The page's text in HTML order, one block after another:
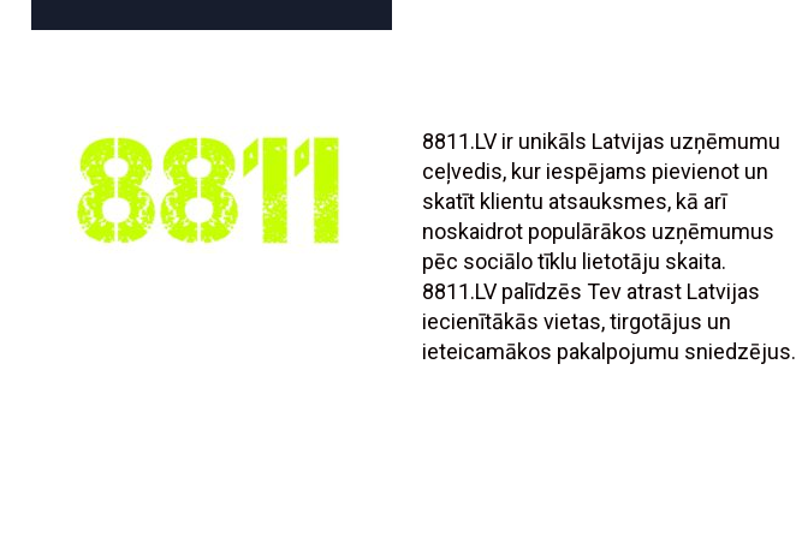
8811.LV ir unikāls Latvijas uzņēmumu
ceļvedis, kur iespējams pievienot un
skatīt klientu atsauksmes, kā arī
noskaidrot populārākos uzņēmumus
pēc sociālo tīklu lietotāju skaita.
8811.LV palīdzēs Tev atrast Latvijas
iecienītākās vietas, tirgotājus un
ieteicamākos pakalpojumu sniedzējus.